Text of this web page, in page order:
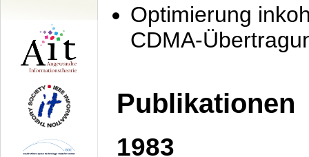
Optimierung
CDMA-
Publikationen
1983